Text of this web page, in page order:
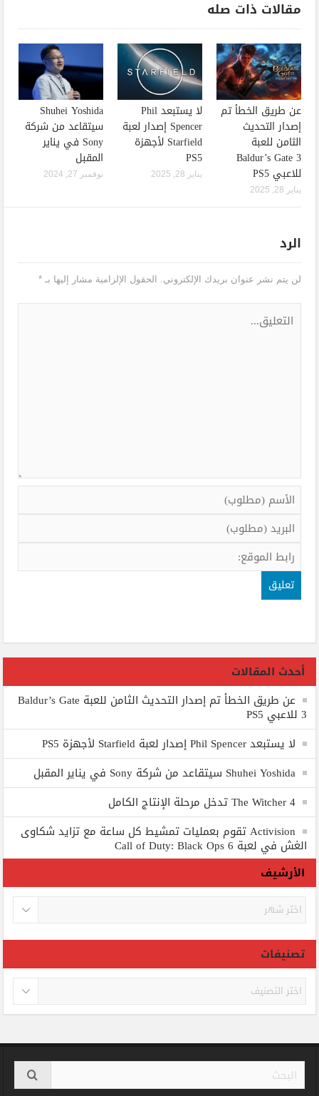
مقالات ذات صله
عن طريق الخطأ تم
إصدار التحديث
الثامن للعبة
Baldur’s Gate 3
للاعبي PS5
يناير 28, 2025
لا يستبعد Phil
Spencer إصدار لعبة
Starfield لأجهزة
PS5
يناير 28, 2025
Shuhei Yoshida
سيتقاعد من شركة
Sony في يناير
المقبل
نوفمبر 27, 2024
الرد
لن يتم نشر عنوان بريدك الإلكتروني. الحقول الإلزامية مشار إليها بـ*
أحدث المقالات
عن طريق الخطأ تم إصدار التحديث الثامن للعبة Baldur’s Gate
3 للاعبي PS5
لا يستبعد Phil Spencer إصدار لعبة Starfield لأجهزة PS5
Shuhei Yoshida سيتقاعد من شركة Sony في يناير المقبل
The Witcher 4 تدخل مرحلة الإنتاج الكامل
Activision تقوم بعمليات تمشيط كل ساعة مع تزايد شكاوى
الغش في لعبة Call of Duty: Black Ops 6
الأرشيف
الأرشيف
تصنيفات
تصنيفات